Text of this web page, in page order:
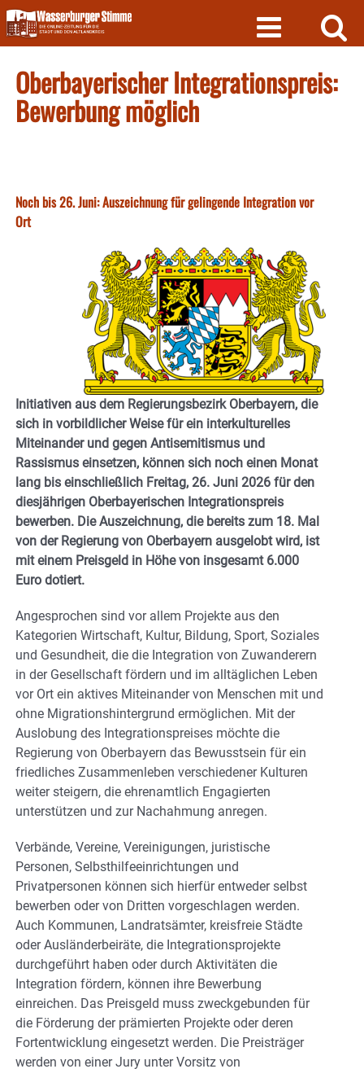
Skip
to
content
Oberbayerischer Integrationspreis:
Bewerbung möglich
Noch bis 26. Juni: Auszeichnung für gelingende Integration vor
Ort
Initiativen aus dem Regierungsbezirk Oberbayern, die
sich in vorbildlicher Weise für ein interkulturelles
Miteinander und gegen Antisemitismus und
Rassismus einsetzen, können sich noch einen Monat
lang bis einschließlich Freitag, 26. Juni 2026 für den
diesjährigen Oberbayerischen Integrationspreis
bewerben. Die Auszeichnung, die bereits zum 18. Mal
von der Regierung von Oberbayern ausgelobt wird, ist
mit einem Preisgeld in Höhe von insgesamt 6.000
Euro dotiert.
Angesprochen sind vor allem Projekte aus den
Kategorien Wirtschaft, Kultur, Bildung, Sport, Soziales
und Gesundheit, die die Integration von Zuwanderern
in der Gesellschaft fördern und im alltäglichen Leben
vor Ort ein aktives Miteinander von Menschen mit und
ohne Migrationshintergrund ermöglichen. Mit der
Auslobung des Integrationspreises möchte die
Regierung von Oberbayern das Bewusstsein für ein
friedliches Zusammenleben verschiedener Kulturen
weiter steigern, die ehrenamtlich Engagierten
unterstützen und zur Nachahmung anregen.
Verbände, Vereine, Vereinigungen, juristische
Personen, Selbsthilfeeinrichtungen und
Privatpersonen können sich hierfür entweder selbst
bewerben oder von Dritten vorgeschlagen werden.
Auch Kommunen, Landratsämter, kreisfreie Städte
oder Ausländerbeiräte, die Integrationsprojekte
durchgeführt haben oder durch Aktivitäten die
Integration fördern, können ihre Bewerbung
einreichen. Das Preisgeld muss zweckgebunden für
die Förderung der prämierten Projekte oder deren
Fortentwicklung eingesetzt werden. Die Preisträger
werden von einer Jury unter Vorsitz von